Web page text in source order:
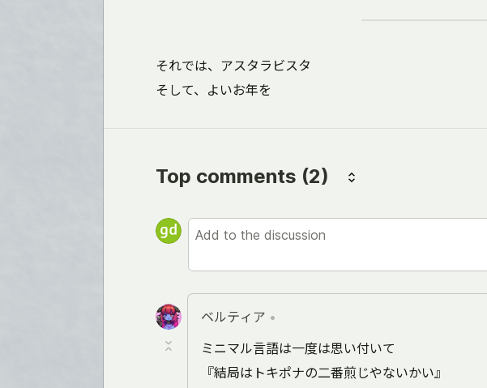
それでは、アスタラビスタ
そして、よいお年を
Top comments (2)
ベルティア •
ミニマル言語は一度は思い付いて
『結局はトキポナの二番煎じやないかい』